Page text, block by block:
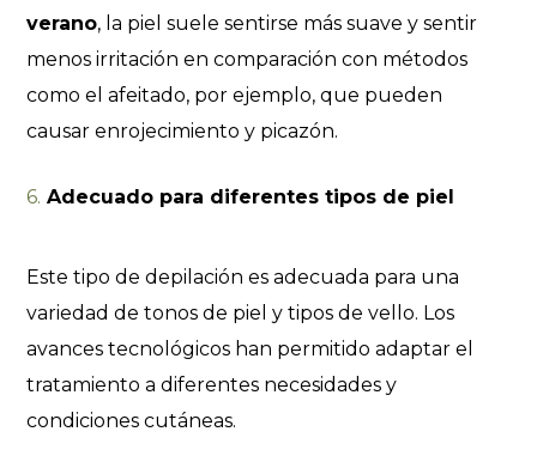
verano, la piel suele sentirse más suave y sentir
menos irritación en comparación con métodos
como el afeitado, por ejemplo, que pueden
causar enrojecimiento y picazón.
Adecuado para diferentes tipos de piel
Este tipo de depilación es adecuada para una
variedad de tonos de piel y tipos de vello. Los
avances tecnológicos han permitido adaptar el
tratamiento a diferentes necesidades y
condiciones cutáneas.